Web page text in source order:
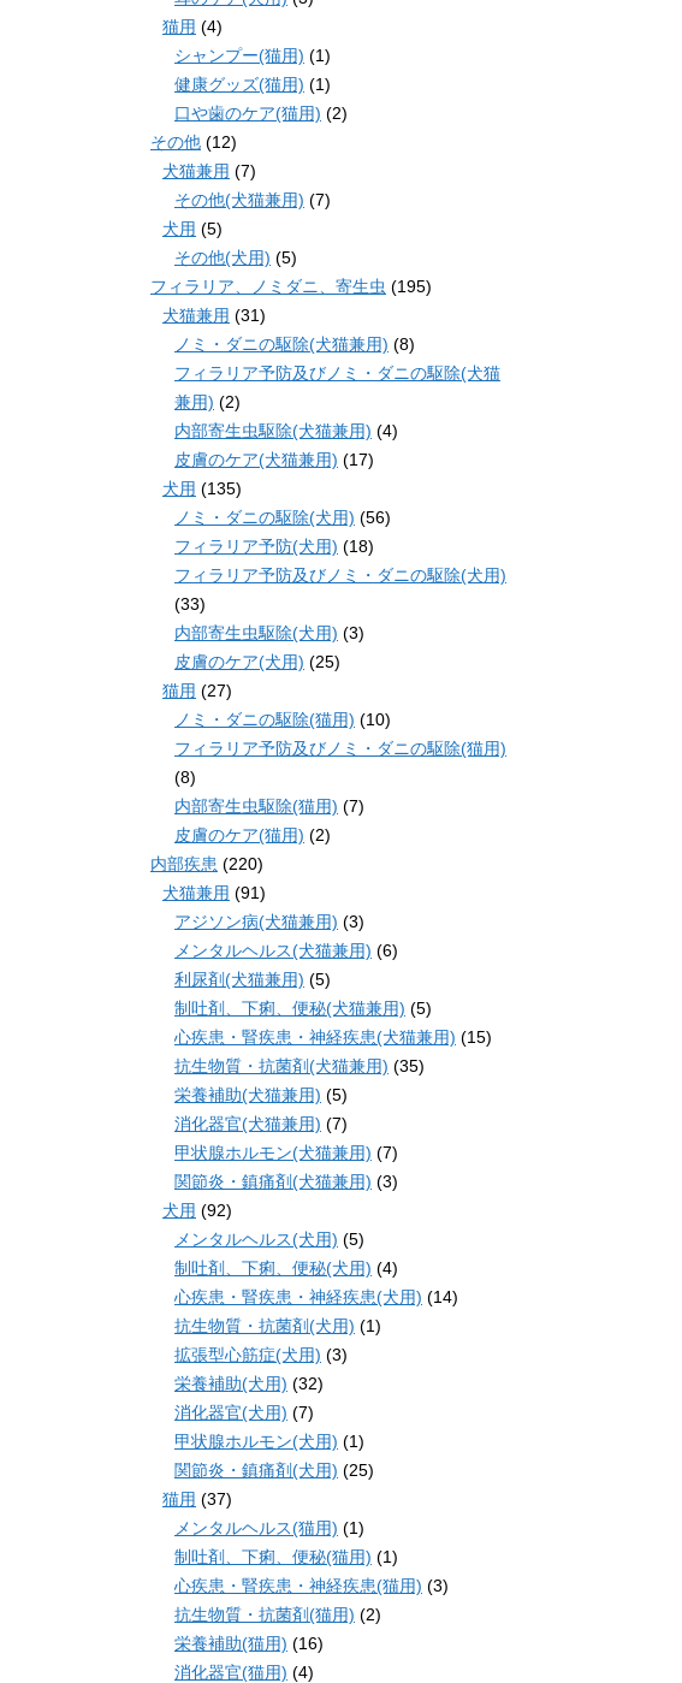
猫用 (4)
シャンプー(猫用) (1)
健康グッズ(猫用) (1)
口や歯のケア(猫用) (2)
その他 (12)
犬猫兼用 (7)
その他(犬猫兼用) (7)
犬用 (5)
その他(犬用) (5)
フィラリア、ノミダニ、寄生虫 (195)
犬猫兼用 (31)
ノミ・ダニの駆除(犬猫兼用) (8)
フィラリア予防及びノミ・ダニの駆除(犬猫
兼用) (2)
内部寄生虫駆除(犬猫兼用) (4)
皮膚のケア(犬猫兼用) (17)
犬用 (135)
ノミ・ダニの駆除(犬用) (56)
フィラリア予防(犬用) (18)
フィラリア予防及びノミ・ダニの駆除(犬用)
(33)
内部寄生虫駆除(犬用) (3)
皮膚のケア(犬用) (25)
猫用 (27)
ノミ・ダニの駆除(猫用) (10)
フィラリア予防及びノミ・ダニの駆除(猫用)
(8)
内部寄生虫駆除(猫用) (7)
皮膚のケア(猫用) (2)
内部疾患 (220)
犬猫兼用 (91)
アジソン病(犬猫兼用) (3)
メンタルヘルス(犬猫兼用) (6)
利尿剤(犬猫兼用) (5)
制吐剤、下痢、便秘(犬猫兼用) (5)
心疾患・腎疾患・神経疾患(犬猫兼用) (15)
抗生物質・抗菌剤(犬猫兼用) (35)
栄養補助(犬猫兼用) (5)
消化器官(犬猫兼用) (7)
甲状腺ホルモン(犬猫兼用) (7)
関節炎・鎮痛剤(犬猫兼用) (3)
犬用 (92)
メンタルヘルス(犬用) (5)
制吐剤、下痢、便秘(犬用) (4)
心疾患・腎疾患・神経疾患(犬用) (14)
抗生物質・抗菌剤(犬用) (1)
拡張型心筋症(犬用) (3)
栄養補助(犬用) (32)
消化器官(犬用) (7)
甲状腺ホルモン(犬用) (1)
関節炎・鎮痛剤(犬用) (25)
猫用 (37)
メンタルヘルス(猫用) (1)
制吐剤、下痢、便秘(猫用) (1)
心疾患・腎疾患・神経疾患(猫用) (3)
抗生物質・抗菌剤(猫用) (2)
栄養補助(猫用) (16)
消化器官(猫用) (4)